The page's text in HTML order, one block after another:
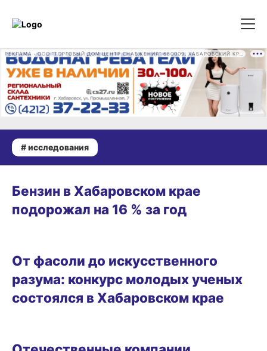
# исследования
Бензин в Хабаровском крае
подорожал на 16 % за год
От фасоли до искусственного
разума: конкурс молодых ученых
состоялся в Хабаровском крае